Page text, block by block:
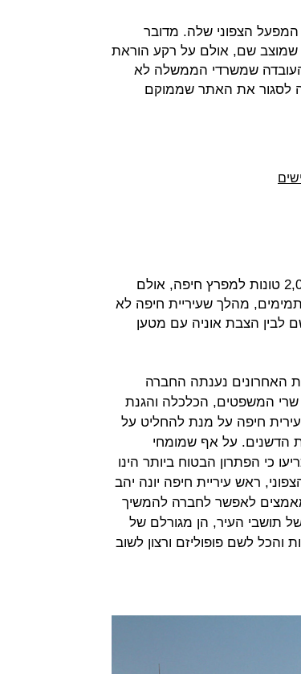
המפעל הצפוני שלה. מדובר
שם, אולם על רקע הוראת
שמשרדי הממשלה לא
לסגור את האתר שממוקם
הפתרון הממשלתי היה הבאת אוניות קטנות של 2,000 טונות למפרץ חיפה, אולם
מהלך שעיריית חיפה לא
לבין הצבת אוניה עם מטען
האחרונים נענתה החברה
המשפטים, הכלכלה והגנת
חיפה על מנת להחליט על
הדשנים. על אף שמומחי
כי הפתרון הבטוח ביותר הינו
ראש עיריית חיפה יונה יהב
לאפשר לחברה להמשיך
תושבי העיר, הן מגורלם של
והכל לשם פופוליזם ורצון לשוב